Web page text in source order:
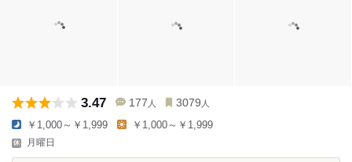
3.47 177 人 3079 人
￥1,000～￥1,999 ￥1,000～￥1,999
月曜日